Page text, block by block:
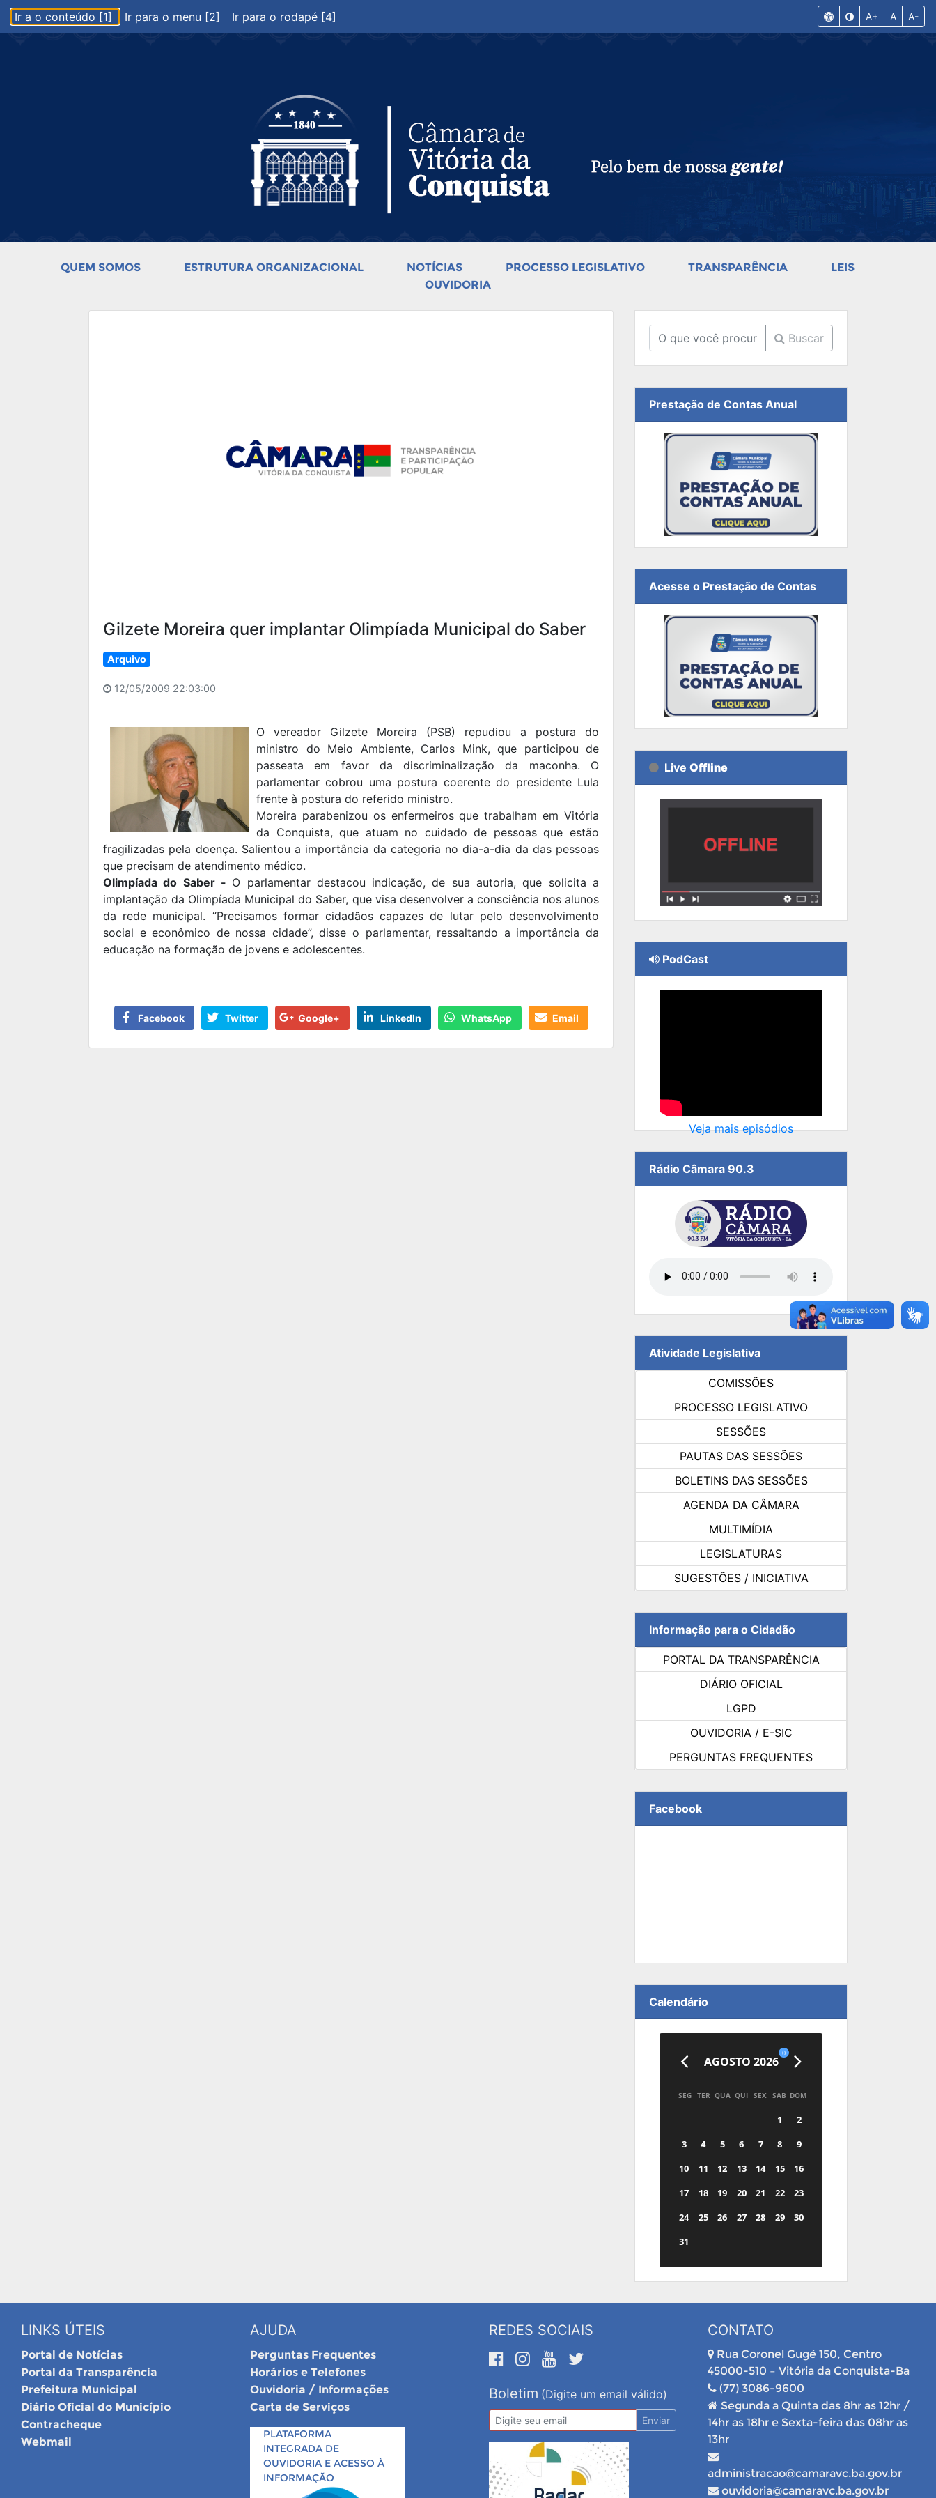
Ir a o conteúdo [1] Ir para o menu [2] Ir para o rodapé [4] A+ A A-
QUEM SOMOS ESTRUTURA ORGANIZACIONAL NOTÍCIAS PROCESSO LEGISLATIVO TRANSPARÊNCIA
LEIS
OUVIDORIA
Gilzete Moreira quer implantar Olimpíada Municipal do Saber
Arquivo
12/05/2009 22:03:00
O vereador Gilzete Moreira (PSB) repudiou a postura do
ministro do Meio Ambiente, Carlos Mink, que participou de
passeata em favor da discriminalização da maconha. O
parlamentar cobrou uma postura coerente do presidente Lula
frente à postura do referido ministro.
Moreira parabenizou os enfermeiros que trabalham em Vitória
da Conquista, que atuam no cuidado de pessoas que estão
fragilizadas pela doença. Salientou a importância da categoria no dia-a-dia da das pessoas
que precisam de atendimento médico.
Olimpíada do Saber - O parlamentar destacou indicação, de sua autoria, que solicita a
implantação da Olimpíada Municipal do Saber, que visa desenvolver a consciência nos alunos
da rede municipal. “Precisamos formar cidadãos capazes de lutar pelo desenvolvimento
social e econômico de nossa cidade”, disse o parlamentar, ressaltando a importância da
educação na formação de jovens e adolescentes.
Facebook Twitter Google+ LinkedIn WhatsApp Email
Buscar
Prestação de Contas Anual
Acesse o Prestação de Contas
Live Offline
PodCast
Veja mais episódios
Rádio Câmara 90.3
Atividade Legislativa
COMISSÕES
PROCESSO LEGISLATIVO
SESSÕES
PAUTAS DAS SESSÕES
BOLETINS DAS SESSÕES
AGENDA DA CÂMARA
MULTIMÍDIA
LEGISLATURAS
SUGESTÕES / INICIATIVA
Informação para o Cidadão
PORTAL DA TRANSPARÊNCIA
DIÁRIO OFICIAL
LGPD
OUVIDORIA / E-SIC
PERGUNTAS FREQUENTES
Facebook
Calendário
AGOSTO 2026
0
SEG TER QUA QUI SEX SAB DOM
1
2
3
4 5 6 7 8
9
10
11 12 13 14 15
16
17
18 19 20 21 22
23
24
25 26 27 28 29
30
31
LINKS ÚTEIS
Portal de Notícias
Portal da Transparência
Prefeitura Municipal
Diário Oficial do Município
Contracheque
Webmail
AJUDA
Perguntas Frequentes
Horários e Telefones
Ouvidoria / Informações
Carta de Serviços
PLATAFORMA
INTEGRADA DE
OUVIDORIA E ACESSO À
INFORMAÇÃO
REDES SOCIAIS
Boletim (Digite um email válido)
Enviar
CONTATO
Rua Coronel Gugé 150, Centro
45000-510 – Vitória da Conquista-Ba
(77) 3086-9600
Segunda a Quinta das 8hr as 12hr /
14hr as 18hr e Sexta-feira das 08hr as
13hr
administracao@camaravc.ba.gov.br
ouvidoria@camaravc.ba.gov.br